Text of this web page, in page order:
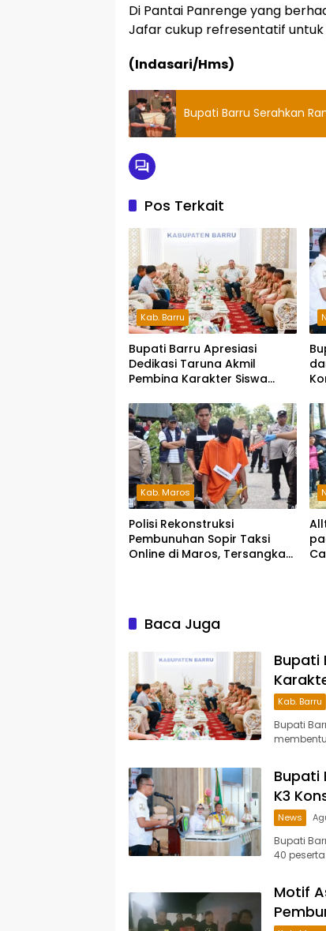
Di Pantai Panrenge yang
Jafar cukup refresentatif
(Indasari/Hms)
Bupati Barru Serahkan
Pos Terkait
Kab. Barru
Bupati Barru Apresiasi
Dedikasi Taruna Akmil
Pembina Karakter Siswa
Kab. Maros
Polisi Rekonstruksi
Pembunuhan Sopir Taksi
Online di Maros, Tersangka
Baca Juga
Bupati
Kab. Barru
Bupati
Bupati
K3
News
Bupati
40
Motif